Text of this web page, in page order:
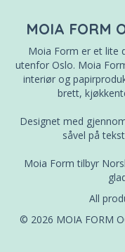
MOIA FORM
Moia Form er et lite
utenfor Oslo. Moia
interiør og
brett,
Designet med
såvel på
Moia Form tilbyr
All
© 2026 MOIA FORM